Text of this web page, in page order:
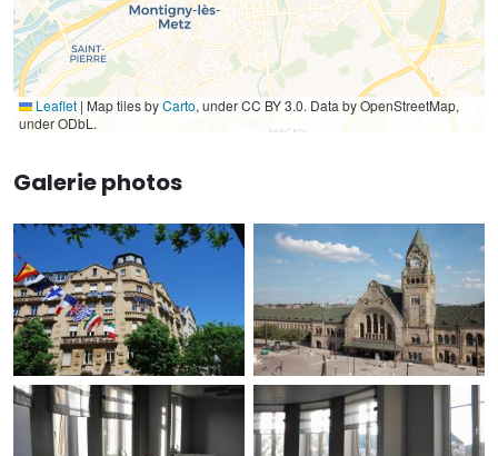
Leaflet | Map tiles byCarto, under CC BY 3.0. Data by OpenStreetMap,
under ODbL.
Galerie photos